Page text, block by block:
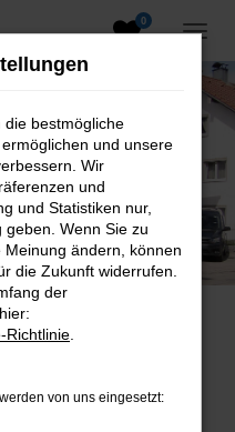
0
& Skoda
die bestmögliche
und unsere
Wir
und
und Statistiken nur,
geben. Wenn Sie zu
ändern, können
die Zukunft widerrufen.
der
Richtlinie
von uns eingesetzt: